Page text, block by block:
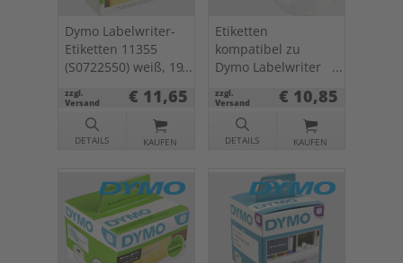
Dymo Labelwriter-
Etiketten 11355
(S0722550) weiß, 19
zzgl.
Versand
€ 11,65
DETAILS KAUFEN
Etiketten
kompatibel zu
Dymo Labelwriter
weiß, 54 x 101mm,
220 St.
zzgl.
Versand
€ 10,85
DETAILS KAUFEN